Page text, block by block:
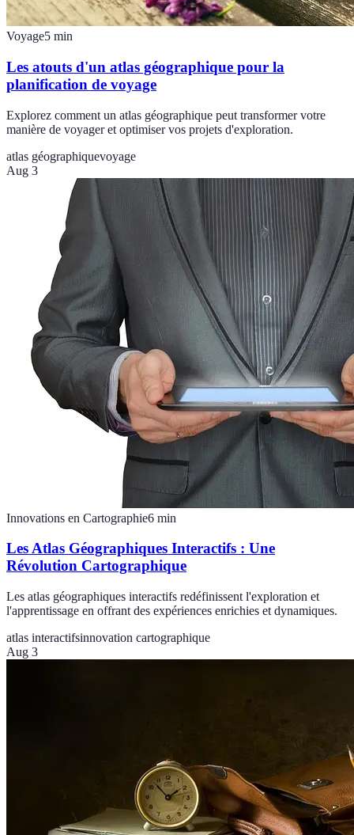
Voyage5 min
Les atouts d'un atlas géographique pour la
planification de voyage
Explorez comment un atlas géographique peut transformer votre
manière de voyager et optimiser vos projets d'exploration.
atlas géographiquevoyage
Aug 3
Innovations en Cartographie6 min
Les Atlas Géographiques Interactifs : Une
Révolution Cartographique
Les atlas géographiques interactifs redéfinissent l'exploration et
l'apprentissage en offrant des expériences enrichies et dynamiques.
atlas interactifsinnovation cartographique
Aug 3